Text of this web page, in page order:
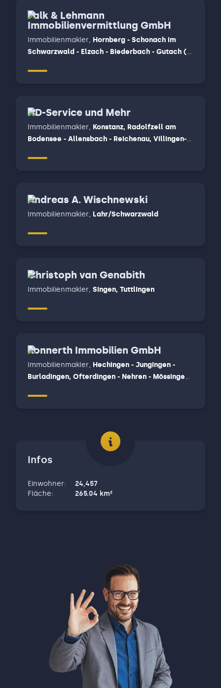
Falk & Lehmann
Immobilienvermittlung GmbH
Immobilienmakler, Hornberg - Schonach im
Schwarzwald - Elzach - Biederbach - Gutach (
HD-Service und Mehr
Immobilienmakler, Konstanz, Radolfzell am
Bodensee - Allensbach - Reichenau, Villingen-
Andreas A. Wischnewski
Immobilienmakler, Lahr/Schwarzwald
Christoph van Genabith
Immobilienmakler, Singen, Tuttlingen
Konnerth Immobilien GmbH
Immobilienmakler, Hechingen - Jungingen -
Burladingen, Ofterdingen - Nehren - Mössingen,
Infos
Einwohner:
24,457
Fläche: 265.04 km²